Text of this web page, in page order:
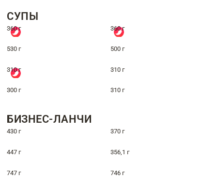
СУПЫ
360 г 360 г
530 г 500 г
310 г 310 г
300 г 310 г
БИЗНЕС-ЛАНЧИ
430 г 370 г
447 г 356,1 г
747 г 746 г